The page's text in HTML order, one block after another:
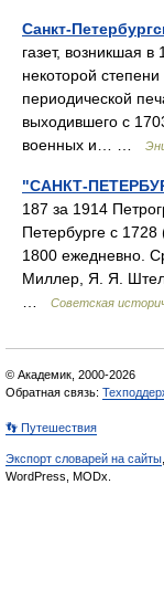
Санкт-
газет, возникшая
некоторой
периодической
выходившего с
военных и… …
"САНКТ-
187 за 1914
Петербурге с
1800 ежедневно.
Миллер, Я. Я.
Советская
© Академик, 2000-2026
Обратная связь:
👣 Путешествия
Экспорт словарей на сайты
WordPress, MODx.